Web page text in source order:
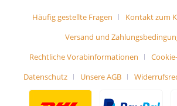
Häufig gestellte Fragen
Kontakt zum
Versand und
Rechtliche Vorabinformationen
Datenschutz
Unsere AGB